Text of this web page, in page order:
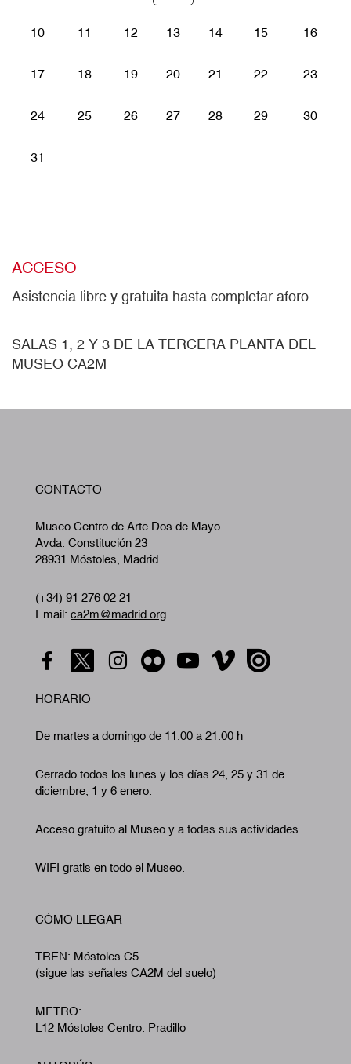
10 11 12 13 14 15 16
17 18 19 20 21 22 23
24 25 26 27 28 29 30
31
ACCESO
Asistencia libre y gratuita hasta completar aforo
SALAS 1, 2 Y 3 DE LA TERCERA PLANTA DEL
MUSEO CA2M
CONTACTO
Museo Centro de Arte Dos de Mayo
Avda. Constitución 23
28931 Móstoles, Madrid
(+34) 91 276 02 21
Email: ca2m@madrid.org
HORARIO
De martes a domingo de 11:00 a 21:00 h
Cerrado todos los lunes y los días 24, 25 y 31 de
diciembre, 1 y 6 enero.
Acceso gratuito al Museo y a todas sus actividades.
WIFI gratis en todo el Museo.
CÓMO LLEGAR
TREN: Móstoles C5
(sigue las señales CA2M del suelo)
METRO:
L12 Móstoles Centro. Pradillo